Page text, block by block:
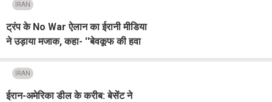
IRAN
ट्रंप के No War ऐलान का ईरानी मीडिया
ने उड़ाया मजाक, कहा- ''बेवकूफ की हवा
IRAN
ईरान-अमेरिका डील के करीब: बेसेंट ने